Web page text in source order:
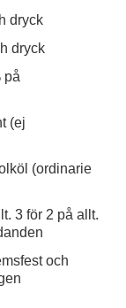
dryck
dryck
på
(ej
(ordinarie
3 för 2 på allt.
och